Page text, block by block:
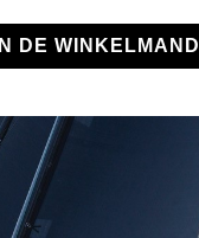
IN DE WINKELMAND